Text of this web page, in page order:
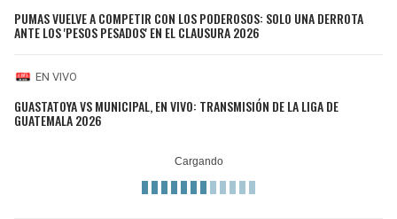
PUMAS VUELVE A COMPETIR CON LOS PODEROSOS: SOLO UNA DERROTA
ANTE LOS 'PESOS PESADOS' EN EL CLAUSURA 2026
EN VIVO
GUASTATOYA VS MUNICIPAL, EN VIVO: TRANSMISIÓN DE LA LIGA DE
GUATEMALA 2026